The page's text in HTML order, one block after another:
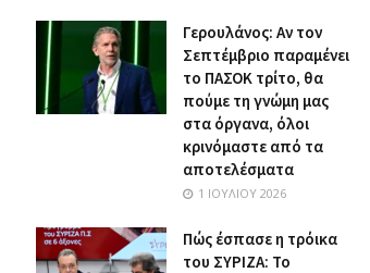
Γερουλάνος: Αν τον
Σεπτέμβριο παραμένει
το ΠΑΣΟΚ τρίτο, θα
πούμε τη γνώμη μας
στα όργανα, όλοι
κρινόμαστε από τα
αποτελέσματα
1 ΙΟΥΛΊΟΥ 2026
Πώς έσπασε η τρόικα
του ΣΥΡΙΖΑ: Το